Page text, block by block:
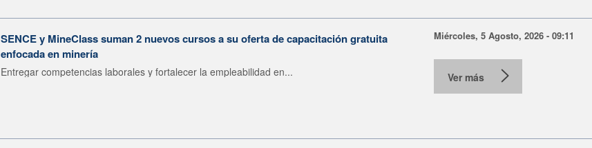
SENCE y MineClass suman 2 nuevos cursos a su oferta de capacitación gratuita
enfocada en minería
Entregar competencias laborales y fortalecer la empleabilidad en...
Miércoles, 5 Agosto, 2026 - 09:11
Ver más